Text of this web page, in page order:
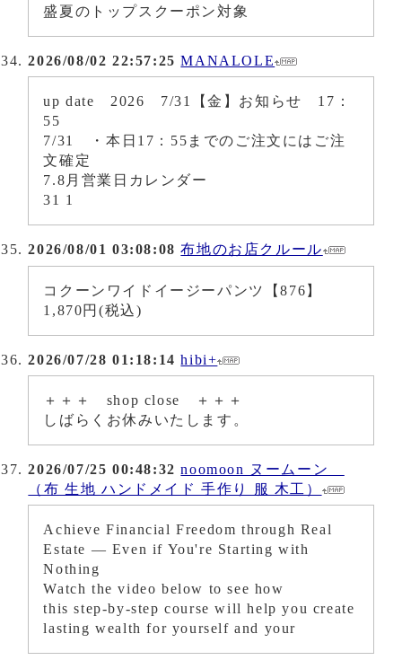
盛夏のトップスクーポン対象
2026/08/02 22:57:25 MANALOLE
up date 2026 7/31【金】お知らせ 17：
55
7/31 ・本日17：55までのご注文にはご注
文確定
7.8月営業日カレンダー
31 1
2026/08/01 03:08:08 布地のお店クルール
コクーンワイドイージーパンツ【876】
1,870円(税込)
2026/07/28 01:18:14 hibi+
＋＋＋ shop close ＋＋＋
しばらくお休みいたします。
2026/07/25 00:48:32 noomoon ヌームーン
（布 生地 ハンドメイド 手作り 服 木工）
Achieve Financial Freedom through Real
Estate — Even if You're Starting with
Nothing
Watch the video below to see how
this step-by-step course will help you create
lasting wealth for yourself and your